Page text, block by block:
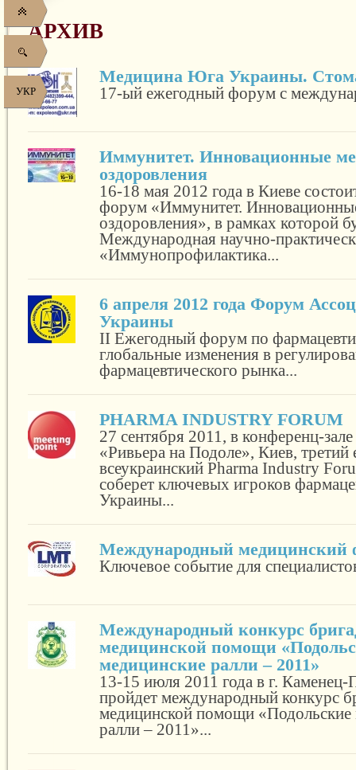
УКР
АРХИВ
Медицина Юга Украины.
17-ый ежегодный форум с
Иммунитет. Инновационные
оздоровления
16-18 мая 2012 года в Киеве
форум «Иммунитет.
оздоровления», в рамках которой
Международная научно-
«Иммунопрофилактика...
6 апреля 2012 года Форум
Украины
ІІ Ежегодный форум по
глобальные изменения в
фармацевтического рынка...
PHARMA INDUSTRY FORUM
27 сентября 2011, в конференц-
«Ривьера на Подоле», Киев, третий
всеукраинский Pharma Industry
соберет ключевых игроков
Украины...
Международный медицинский
Ключевое событие для
Международный конкурс
медицинской помощи
медицинские ралли – 2011»
13-15 июля 2011 года в г. Каменец-
пройдет международный конкурс
медицинской помощи «Подольские
ралли – 2011»...